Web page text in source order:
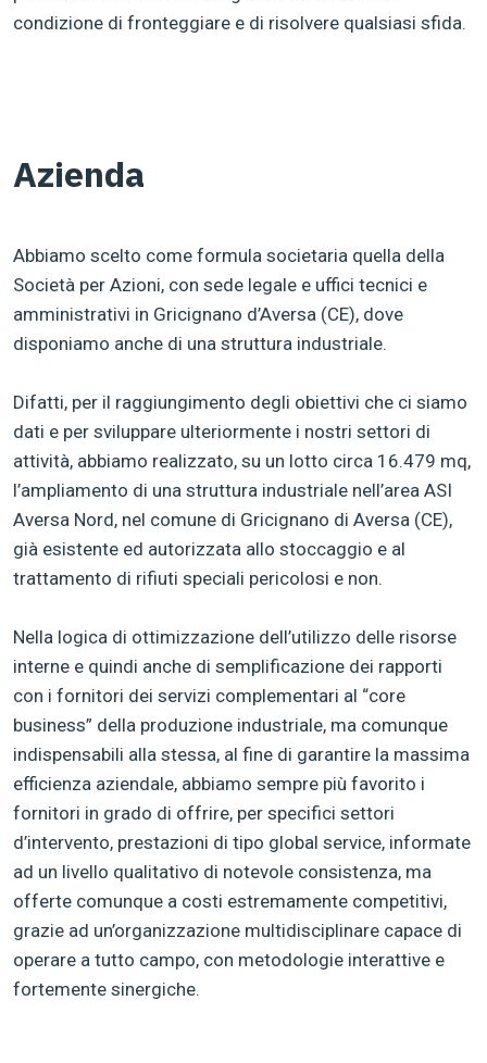
condizione di fronteggiare e di risolvere qualsiasi sfida.
Azienda
Abbiamo scelto come formula societaria quella della
Società per Azioni, con sede legale e uffici tecnici e
amministrativi in Gricignano d’Aversa (CE), dove
disponiamo anche di una struttura industriale.
Difatti, per il raggiungimento degli obiettivi che ci siamo
dati e per sviluppare ulteriormente i nostri settori di
attività, abbiamo realizzato, su un lotto circa 16.479 mq,
l’ampliamento di una struttura industriale nell’area ASI
Aversa Nord, nel comune di Gricignano di Aversa (CE),
già esistente ed autorizzata allo stoccaggio e al
trattamento di rifiuti speciali pericolosi e non.
Nella logica di ottimizzazione dell’utilizzo delle risorse
interne e quindi anche di semplificazione dei rapporti
con i fornitori dei servizi complementari al “core
business” della produzione industriale, ma comunque
indispensabili alla stessa, al fine di garantire la massima
efficienza aziendale, abbiamo sempre più favorito i
fornitori in grado di offrire, per specifici settori
d’intervento, prestazioni di tipo global service, informate
ad un livello qualitativo di notevole consistenza, ma
offerte comunque a costi estremamente competitivi,
grazie ad un’organizzazione multidisciplinare capace di
operare a tutto campo, con metodologie interattive e
fortemente sinergiche.